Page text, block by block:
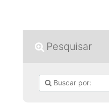
Pesquisar